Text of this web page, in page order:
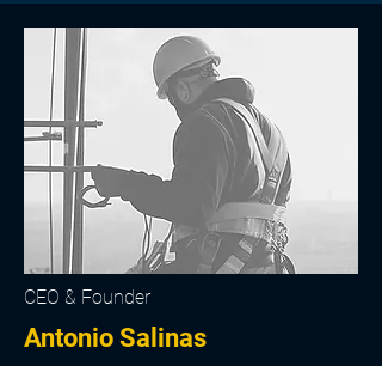
CEO & Founder
Antonio Salinas